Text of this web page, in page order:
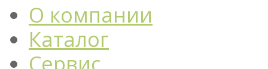
О компании
Каталог